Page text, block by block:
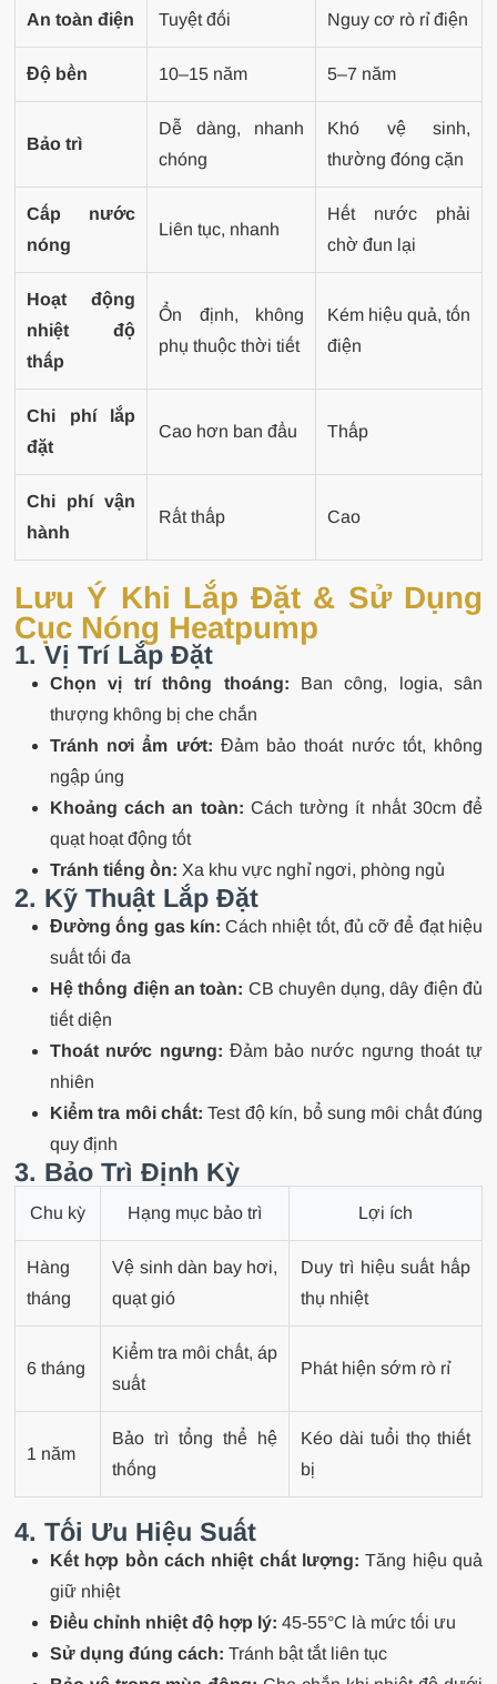
An toàn điện Tuyệt đối Nguy cơ rò rỉ điện
Độ bền 10–15 năm 5–7 năm
Bảo trì
Dễ dàng, nhanh
chóng
Khó vệ sinh,
thường đóng cặn
Cấp nước
nóng
Liên tục, nhanh
Hết nước phải
chờ đun lại
Hoạt động
nhiệt độ
thấp
Ổn định, không
phụ thuộc thời tiết
Kém hiệu quả, tốn
điện
Chi phí lắp
đặt
Cao hơn ban đầu Thấp
Chi phí vận
hành
Rất thấp Cao
Lưu Ý Khi Lắp Đặt & Sử Dụng
Cục Nóng Heatpump
1. Vị Trí Lắp Đặt
Chọn vị trí thông thoáng: Ban công, logia, sân
thượng không bị che chắn
Tránh nơi ẩm ướt: Đảm bảo thoát nước tốt, không
ngập úng
Khoảng cách an toàn: Cách tường ít nhất 30cm để
quạt hoạt động tốt
Tránh tiếng ồn: Xa khu vực nghỉ ngơi, phòng ngủ
2. Kỹ Thuật Lắp Đặt
Đường ống gas kín: Cách nhiệt tốt, đủ cỡ để đạt hiệu
suất tối đa
Hệ thống điện an toàn: CB chuyên dụng, dây điện đủ
tiết diện
Thoát nước ngưng: Đảm bảo nước ngưng thoát tự
nhiên
Kiểm tra môi chất: Test độ kín, bổ sung môi chất đúng
quy định
3. Bảo Trì Định Kỳ
Chu kỳ Hạng mục bảo trì Lợi ích
Hàng
tháng
Vệ sinh dàn bay hơi,
quạt gió
Duy trì hiệu suất hấp
thụ nhiệt
6 tháng
Kiểm tra môi chất, áp
suất
Phát hiện sớm rò rỉ
1 năm
Bảo trì tổng thể hệ
thống
Kéo dài tuổi thọ thiết
bị
4. Tối Ưu Hiệu Suất
Kết hợp bồn cách nhiệt chất lượng: Tăng hiệu quả
giữ nhiệt
Điều chỉnh nhiệt độ hợp lý: 45-55°C là mức tối ưu
Sử dụng đúng cách: Tránh bật tắt liên tục